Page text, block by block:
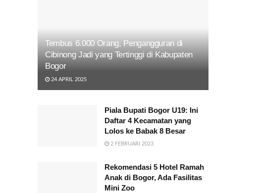
Tembus 6.000 Orang, Pengangguran di
Cibinong Jadi yang Tertinggi di Kabupaten
Bogor
24 APRIL 2025
Piala Bupati Bogor U19: Ini
Daftar 4 Kecamatan yang
Lolos ke Babak 8 Besar
2 FEBRUARI 2023
Rekomendasi 5 Hotel Ramah
Anak di Bogor, Ada Fasilitas
Mini Zoo